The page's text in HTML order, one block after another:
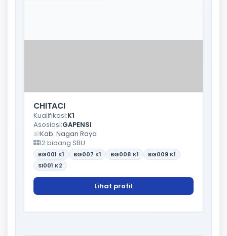
CHITACI
Kualifikasi:K1
Asosiasi:GAPENSI
Kab. Nagan Raya
12 bidang SBU
BG001 K1 BG007 K1 BG008 K1 BG009 K1
SI001 K2
Lihat profil